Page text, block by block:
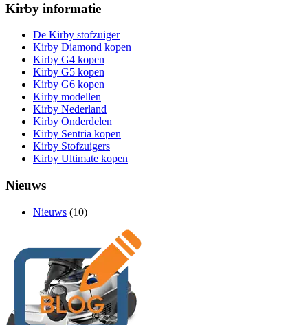
Kirby informatie
De Kirby stofzuiger
Kirby Diamond kopen
Kirby G4 kopen
Kirby G5 kopen
Kirby G6 kopen
Kirby modellen
Kirby Nederland
Kirby Onderdelen
Kirby Sentria kopen
Kirby Stofzuigers
Kirby Ultimate kopen
Nieuws
Nieuws (10)